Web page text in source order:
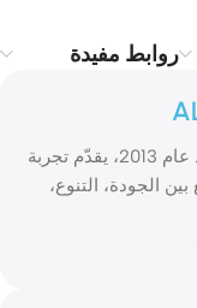
روابط مفيدة
الابتكار موقع تسوّق إلكتروني رائد يعمل منذ عام 2013، يقدّم تجربة
الجودة، التنوع،